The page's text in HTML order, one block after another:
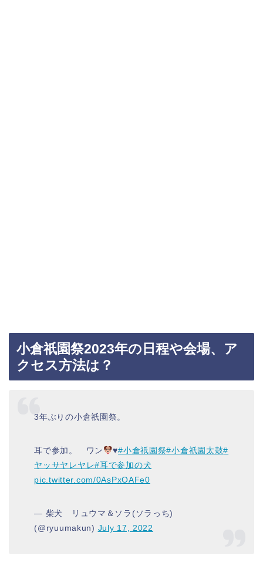
小倉祇園祭2023年の日程や会場、ア
クセス方法は？
3年ぶりの小倉祇園祭。
耳で参加。 ワン ♥#小倉祇園祭#小倉祇園太鼓#
ヤッサヤレヤレ#耳で参加の犬
pic.twitter.com/0AsPxOAFe0
— 柴犬 リュウマ＆ソラ(ソラっち)
(@ryuumakun) July 17, 2022